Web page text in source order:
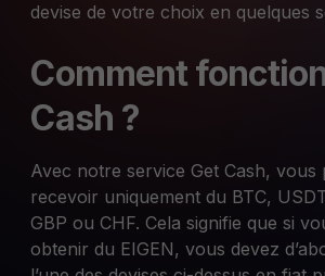
devise de votre choix en quelques
Comment
Cash ?
Avec notre service Get Cash, vous
recevoir uniquement du BTC,
GBP ou CHF. Cela signifie que si
obtenir du EIGEN, vous devez